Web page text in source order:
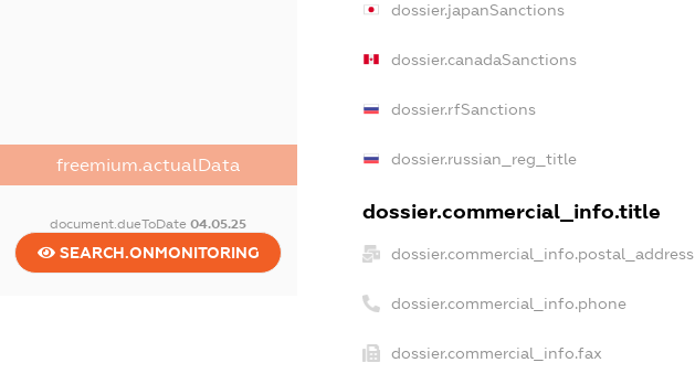
freemium.actualData
document.dueToDate04.05.25
SEARCH.ONMONITORING
dossier.japanSanctions
dossier.canadaSanctions
dossier.rfSanctions
dossier.russian_reg_title
dossier.commercial_info.title
dossier.commercial_info.postal_address
dossier.commercial_info.phone
dossier.commercial_info.fax